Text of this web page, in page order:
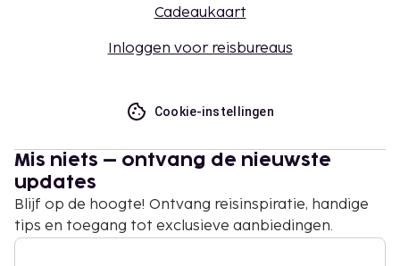
Cadeaukaart
Inloggen voor reisbureaus
Cookie-instellingen
Mis niets – ontvang de nieuwste
updates
Blijf op de hoogte! Ontvang reisinspiratie, handige
tips en toegang tot exclusieve aanbiedingen.